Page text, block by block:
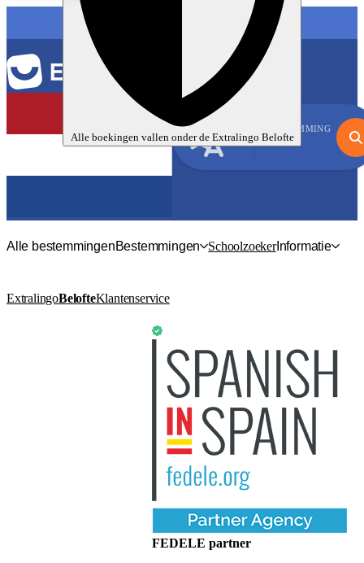
Alle boekingen vallen onder de Extralingo Belofte
TAAL
BESTEMMING
Alle bestemmingenBestemmingen SchoolzoekerInformatie
ExtralingoBelofteKlantenservice
FEDELE partner